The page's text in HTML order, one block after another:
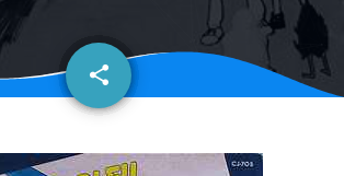
share
email